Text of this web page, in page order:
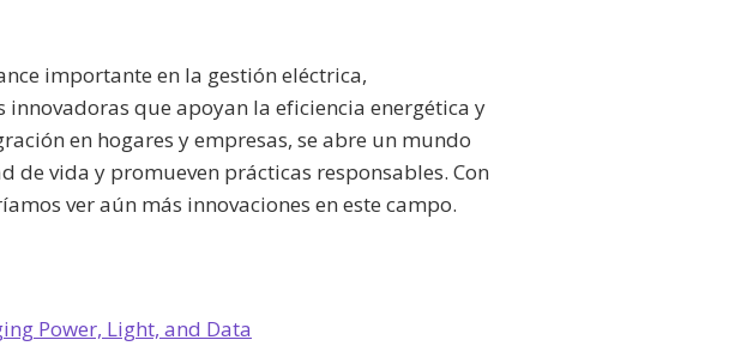
importante en la gestión eléctrica,
que apoyan la eficiencia energética y
en hogares y empresas, se abre un mundo
vida y promueven prácticas responsables. Con
ver aún más innovaciones en este campo.
Power, Light, and Data